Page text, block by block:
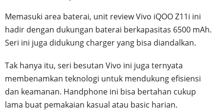
Memasuki area baterai, unit review Vivo iQOO Z11i ini
hadir dengan dukungan baterai berkapasitas 6500 mAh.
Seri ini juga didukung charger yang bisa diandalkan.
Tak hanya itu, seri besutan Vivo ini juga ternyata
membenamkan teknologi untuk mendukung efisiensi
dan keamanan. Handphone ini bisa bertahan cukup
lama buat pemakaian kasual atau basic harian.